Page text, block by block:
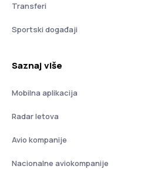
Transferi
Sportski događaji
Saznaj više
Mobilna aplikacija
Radar letova
Avio kompanije
Nacionalne aviokompanije